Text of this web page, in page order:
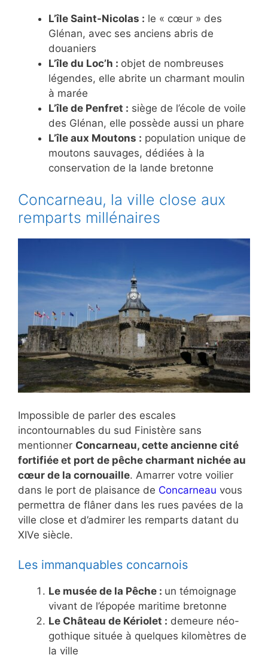
L’île Saint-Nicolas : le « cœur » des
Glénan, avec ses anciens abris de
douaniers
L’île du Loc’h : objet de nombreuses
légendes, elle abrite un charmant moulin
à marée
L’île de Penfret : siège de l’école de voile
des Glénan, elle possède aussi un phare
L’île aux Moutons : population unique de
moutons sauvages, dédiées à la
conservation de la lande bretonne
Concarneau, la ville close aux
remparts millénaires
Impossible de parler des escales
incontournables du sud Finistère sans
mentionner Concarneau, cette ancienne cité
fortifiée et port de pêche charmant nichée au
cœur de la cornouaille. Amarrer votre voilier
dans le port de plaisance de Concarneau vous
permettra de flâner dans les rues pavées de la
ville close et d’admirer les remparts datant du
XIVe siècle.
Les immanquables concarnois
Le musée de la Pêche : un témoignage
vivant de l’épopée maritime bretonne
Le Château de Kériolet : demeure néo-
gothique située à quelques kilomètres de
la ville